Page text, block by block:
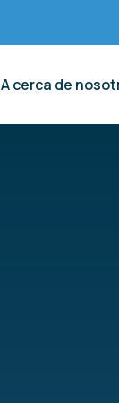
A cerca de